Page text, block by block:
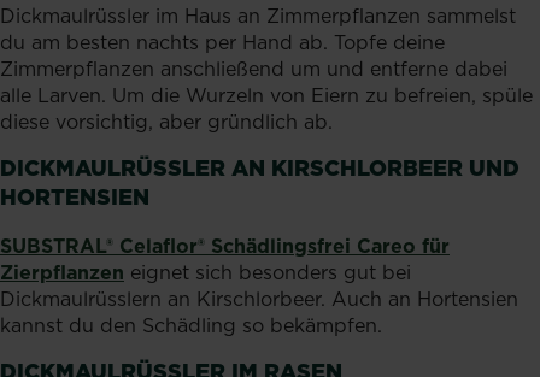
Dickmaulrüssler im Haus an Zimmerpflanzen sammelst
du am besten nachts per Hand ab. Topfe deine
Zimmerpflanzen anschließend um und entferne dabei
alle Larven. Um die Wurzeln von Eiern zu befreien, spüle
diese vorsichtig, aber gründlich ab.
DICKMAULRÜSSLER AN KIRSCHLORBEER UND
HORTENSIEN
SUBSTRAL® Celaflor® Schädlingsfrei Careo für
Zierpflanzen eignet sich besonders gut bei
Dickmaulrüsslern an Kirschlorbeer. Auch an Hortensien
kannst du den Schädling so bekämpfen.
DICKMAULRÜSSLER IM RASEN